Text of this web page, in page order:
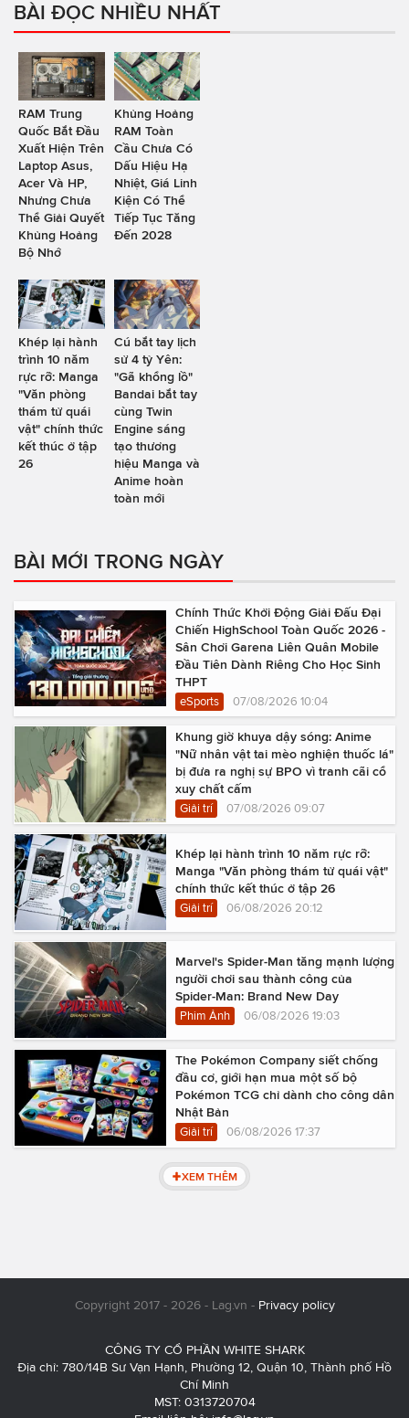
BÀI ĐỌC NHIỀU NHẤT
RAM Trung
Quốc Bắt Đầu
Xuất Hiện Trên
Laptop Asus,
Acer Và HP,
Nhưng Chưa
Thể Giải Quyết
Khủng Hoảng
Bộ Nhớ
Khủng Hoảng
RAM Toàn
Cầu Chưa Có
Dấu Hiệu Hạ
Nhiệt, Giá Linh
Kiện Có Thể
Tiếp Tục Tăng
Đến 2028
Khép lại hành
trình 10 năm
rực rỡ: Manga
"Văn phòng
thám tử quái
vật" chính thức
kết thúc ở tập
26
Cú bắt tay lịch
sử 4 tỷ Yên:
"Gã khổng lồ"
Bandai bắt tay
cùng Twin
Engine sáng
tạo thương
hiệu Manga và
Anime hoàn
toàn mới
BÀI MỚI TRONG NGÀY
Chính Thức Khởi Động Giải Đấu Đại
Chiến HighSchool Toàn Quốc 2026 -
Sân Chơi Garena Liên Quân Mobile
Đầu Tiên Dành Riêng Cho Học Sinh
THPT
eSports 07/08/2026 10:04
Khung giờ khuya dậy sóng: Anime
"Nữ nhân vật tai mèo nghiện thuốc lá"
bị đưa ra nghị sự BPO vì tranh cãi cổ
xuy chất cấm
Giải trí 07/08/2026 09:07
Khép lại hành trình 10 năm rực rỡ:
Manga "Văn phòng thám tử quái vật"
chính thức kết thúc ở tập 26
Giải trí 06/08/2026 20:12
Marvel's Spider-Man tăng mạnh lượng
người chơi sau thành công của
Spider-Man: Brand New Day
Phim Ảnh 06/08/2026 19:03
The Pokémon Company siết chống
đầu cơ, giới hạn mua một số bộ
Pokémon TCG chỉ dành cho công dân
Nhật Bản
Giải trí 06/08/2026 17:37
XEM THÊM
Copyright 2017 - 2026 - Lag.vn - Privacy policy
CÔNG TY CỔ PHẦN WHITE SHARK
Địa chỉ: 780/14B Sư Vạn Hạnh, Phường 12, Quận 10, Thành phố Hồ
Chí Minh
MST: 0313720704